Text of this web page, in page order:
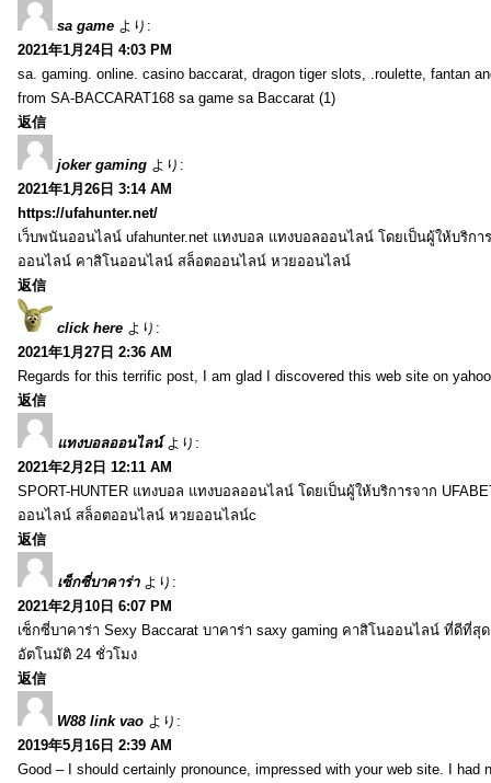
sa game より:
2021年1月24日 4:03 PM
sa. gaming. online. casino baccarat, dragon tiger slots, .roulette, fantan
from SA-BACCARAT168 sa game sa Baccarat (1)
返信
joker gaming より:
2021年1月26日 3:14 AM
https://ufahunter.net/
เว็บพนันออนไลน์ ufahunter.net แทงบอล แทงบอลออนไลน์ โดยเป็นผู้ให้บริกา
ออนไลน์ คาสิโนออนไลน์ สล็อตออนไลน์ หวยออนไลน์
返信
click here より:
2021年1月27日 2:36 AM
Regards for this terrific post, I am glad I discovered this web site on
返信
แทงบอลออนไลน์ より:
2021年2月2日 12:11 AM
SPORT-HUNTER แทงบอล แทงบอลออนไลน์ โดยเป็นผู้ให้บริการจาก
ออนไลน์ สล็อตออนไลน์ หวยออนไลน์c
返信
เซ็กซี่บาคาร่า より:
2021年2月10日 6:07 PM
เซ็กซี่บาคาร่า Sexy Baccarat บาคาร่า saxy gaming คาสิโนออนไลน์ ที่ดีที่สุ
อัตโนมัติ 24 ชั่วโมง
返信
W88 link vao より:
2019年5月16日 2:39 AM
Good – I should certainly pronounce, impressed with your web site. I had